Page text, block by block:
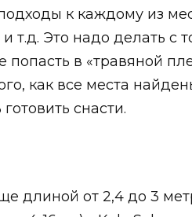
к каждому из
т.д. Это надо делать с
в «травяной
как все места
снасти.
длиной от 2,4 до 3